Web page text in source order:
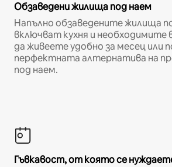
Обзаведени жилища под наем
Напълно обзаведените жилища
включват кухня и необходимите
да живеете удобно за месец или
перфектната алтернатива на
под наем.
Гъвкавост, от която се